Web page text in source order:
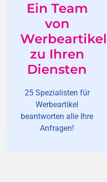
Ein Team
von
zu Ihren
Diensten
25 Spezialisten für
Werbeartikel
beantworten alle Ihre
Anfragen!